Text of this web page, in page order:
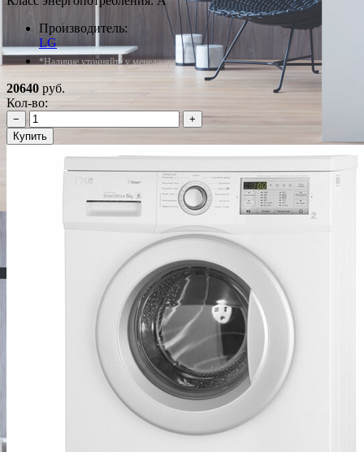
Производитель:
LG
*Наличие уточняйте у менеджера
20640 руб.
Кол-во:
−
+
Купить